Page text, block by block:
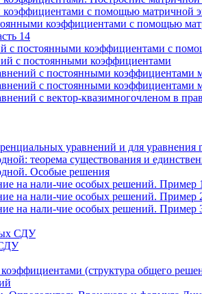
с помощью матричной
коэффициентами с помощью
14
постоянными коэффициентами с
с постоянными коэффициентами
с постоянными коэффициентами
с постоянными
с вектор-квазимногочленом в
уравнений и для
теорема существования и
Особые решения
на нали-чие особых решений. Пример 1
на нали-чие особых решений. Пример
на нали-чие особых решений. Пример
СДУ
(структура общего